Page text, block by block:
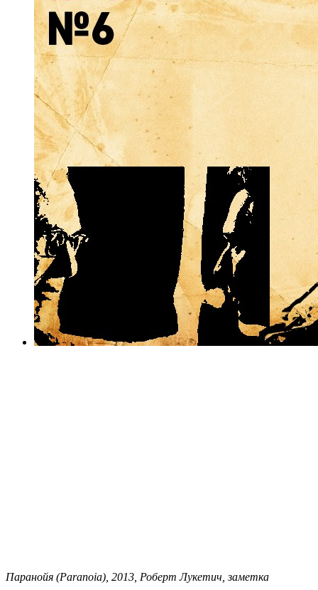
Паранойя (Paranoia), 2013, Роберт Лукетич, заметка